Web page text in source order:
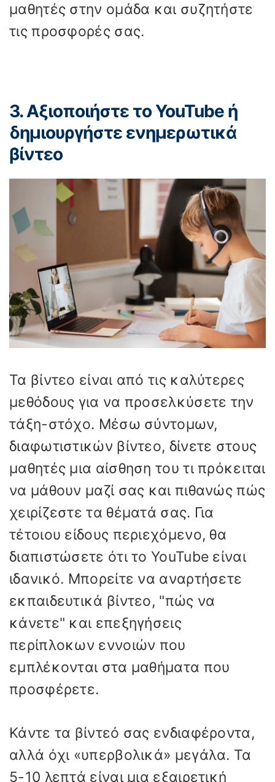
μαθητές στην ομάδα και συζητήστε
τις προσφορές σας.
3. Αξιοποιήστε το YouTube ή
δημιουργήστε ενημερωτικά
βίντεο
Τα βίντεο είναι από τις καλύτερες
μεθόδους για να προσελκύσετε την
τάξη-στόχο. Μέσω σύντομων,
διαφωτιστικών βίντεο, δίνετε στους
μαθητές μια αίσθηση του τι πρόκειται
να μάθουν μαζί σας και πιθανώς πώς
χειρίζεστε τα θέματά σας. Για
τέτοιου είδους περιεχόμενο, θα
διαπιστώσετε ότι το YouTube είναι
ιδανικό. Μπορείτε να αναρτήσετε
εκπαιδευτικά βίντεο, "πώς να
κάνετε" και επεξηγήσεις
περίπλοκων εννοιών που
εμπλέκονται στα μαθήματα που
προσφέρετε.
Κάντε τα βίντεό σας ενδιαφέροντα,
αλλά όχι «υπερβολικά» μεγάλα. Τα
5-10 λεπτά είναι μια εξαιρετική